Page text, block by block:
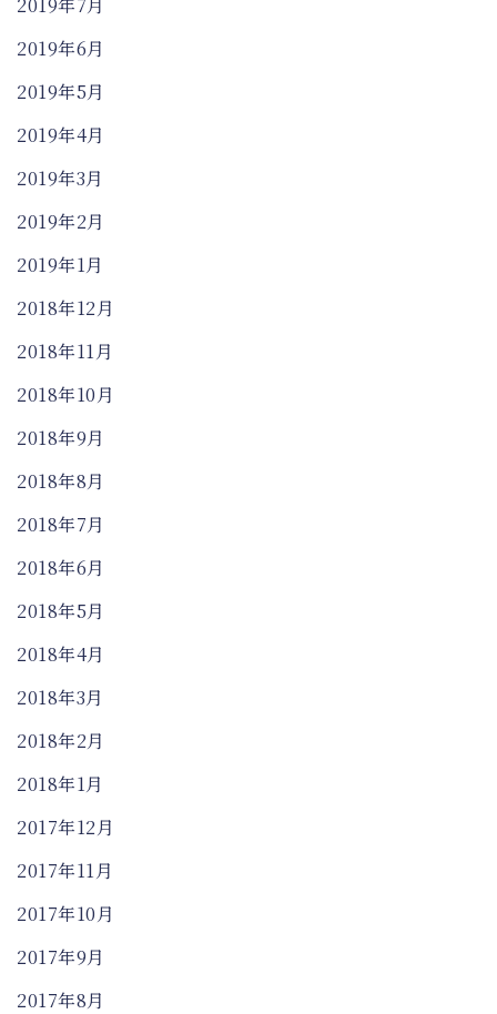
2019年6月
2019年5月
2019年4月
2019年3月
2019年2月
2019年1月
2018年12月
2018年11月
2018年10月
2018年9月
2018年8月
2018年7月
2018年6月
2018年5月
2018年4月
2018年3月
2018年2月
2018年1月
2017年12月
2017年11月
2017年10月
2017年9月
2017年8月